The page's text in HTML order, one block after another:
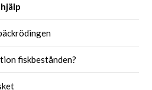
fiskbestånden?